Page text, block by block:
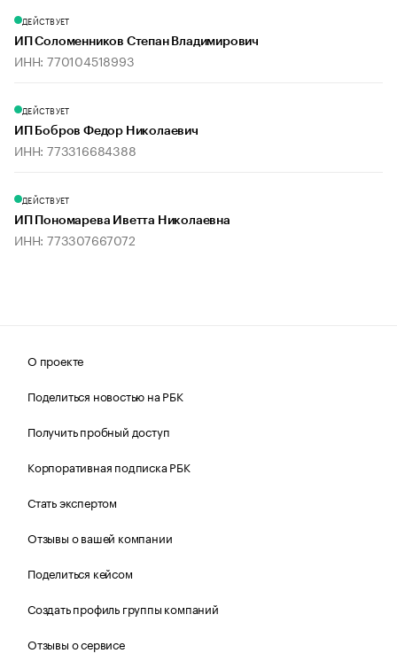
ДЕЙСТВУЕТ
ИП Соломенников Степан Владимирович
ИНН: 770104518993
ДЕЙСТВУЕТ
ИП Бобров Федор Николаевич
ИНН: 773316684388
ДЕЙСТВУЕТ
ИП Пономарева Иветта Николаевна
ИНН: 773307667072
О проекте
Поделиться новостью на РБК
Получить пробный доступ
Корпоративная подписка РБК
Стать экспертом
Отзывы о вашей компании
Поделиться кейсом
Создать профиль группы компаний
Отзывы о сервисе